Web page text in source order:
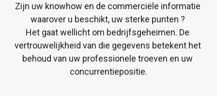
Zijn uw knowhow en de commerciële informatie
waarover u beschikt, uw sterke punten ?
Het gaat wellicht om bedrijfsgeheimen. De
vertrouwelijkheid van die gegevens betekent het
behoud van uw professionele troeven en uw
concurrentiepositie.